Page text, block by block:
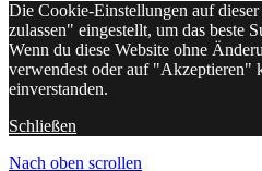
Die Cookie-Einstellungen auf
zulassen" eingestellt, um das beste
Wenn du diese Website ohne
verwendest oder auf "Akzeptieren"
einverstanden.
Schließen
Nach oben scrollen